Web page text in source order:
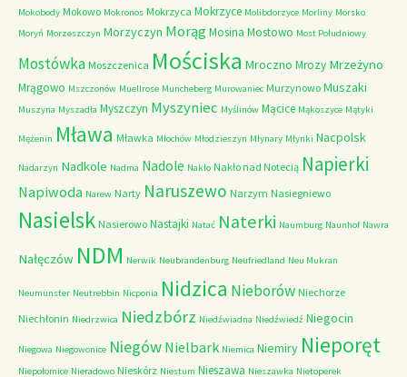
Mokobody Mokowo Mokronos Mokrzyca Mokrzyce Molibdorzyce Morliny Morsko
Moryń Morzeszczyn Morzyczyn MorągMosina Mostowo Most Południowy
Mostówka Moszczenica Mościska Mroczno Mrozy Mrzeżyno
Mrągowo Mszczonów Muellrose Muncheberg Murowaniec Murzynowo Muszaki
Muszyna Myszadła Myszczyn Myszyniec Myślinów Mącice Mąkoszyce Mątyki
Mężenin Mława Mławka Młochów Młodzieszyn Młynary Młynki Nacpolsk
Nadarzyn Nadkole Nadma Nadole Nakło Nakło nad Notecią Napierki
Napiwoda Narew Narty Naruszewo Narzym Nasiegniewo
Nasielsk Nasierowo Nastajki Natać Naterki Naumburg Naunhof Nawra
Nałęczów NDM Nerwik Neubrandenburg Neufriedland Neu Mukran
Neumunster Neutrebbin Nicponia Nidzica Nieborów Niechorze
Niechłonin Niedrzwica Niedzbórz Niedźwiadna Niedźwiedź Niegocin
Niegowa Niegowonice Niegów Nielbark Niemica Niemiry Nieporęt
Niepołomice Nieradowo Nieskórz Niestum Nieszawa Nieszawka Nietoperek